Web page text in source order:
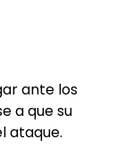
ante los
a que su
ataque.